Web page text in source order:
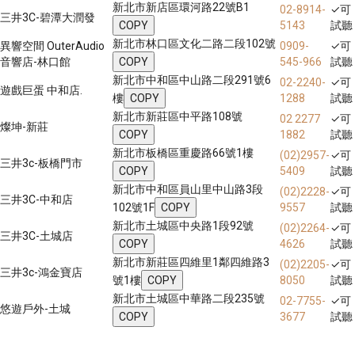
三井3C-碧潭大潤發
新北市新店區環河路22號B1
COPY
02-8914-
5143
✓可
試聽
異響空間 OuterAudio
音響店-林口館
新北市林口區文化二路二段102號
COPY
0909-
545-966
✓可
試聽
遊戲巨蛋 中和店.
新北市中和區中山路二段291號6
樓 COPY
02-2240-
1288
✓可
試聽
燦坤-新莊
新北市新莊區中平路108號
COPY
02 2277
1882
✓可
試聽
三井3c-板橋門市
新北市板橋區重慶路66號1樓
COPY
(02)2957-
5409
✓可
試聽
三井3C-中和店
新北市中和區員山里中山路3段
102號1F COPY
(02)2228-
9557
✓可
試聽
三井3C-土城店
新北市土城區中央路1段92號
COPY
(02)2264-
4626
✓可
試聽
三井3c-鴻金寶店
新北市新莊區四維里1鄰四維路3
號1樓 COPY
(02)2205-
8050
✓可
試聽
悠遊戶外-土城
新北市土城區中華路二段235號
COPY
02-7755-
3677
✓可
試聽